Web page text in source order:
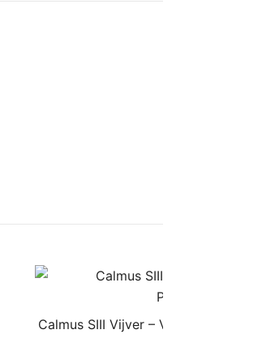
Calmus SIII Vijver – Voorgevormd met